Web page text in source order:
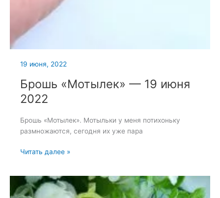
19 июня, 2022
Брошь «Мотылек» — 19 июня
2022
Брошь «Мотылек». Мотыльки у меня потихоньку
размножаются, сегодня их уже пара
Брошь
19
июня
Читать далее »